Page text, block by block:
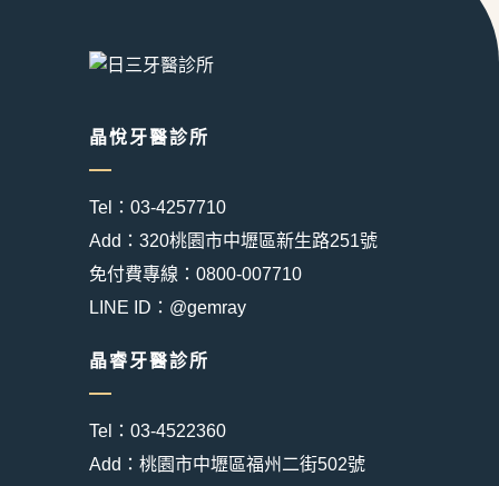
晶悅牙醫診所
Tel：03-4257710
Add：320桃園市中壢區新生路251號
免付費專線：0800-007710
LINE ID：@gemray
晶睿牙醫診所
Tel：03-4522360
Add：桃園市中壢區福州二街502號